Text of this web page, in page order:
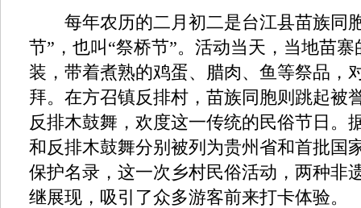
每年农历的二月初二是台江县苗族同
节”，也叫“祭桥节”。活动当天，当地苗
装，带着煮熟的鸡蛋、腊肉、鱼等祭品，
拜。在方召镇反排村，苗族同胞则跳起被
反排木鼓舞，欢度这一传统的民俗节日。
和反排木鼓舞分别被列为贵州省和首批国
保护名录，这一次乡村民俗活动，两种非
继展现，吸引了众多游客前来打卡体验。